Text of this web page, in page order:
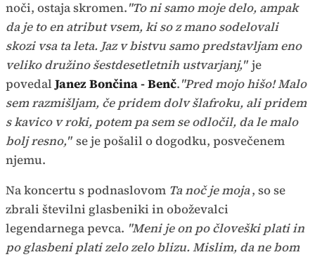
noči, ostaja skromen."To ni samo moje delo, ampak
da je to en atribut vsem, ki so z mano sodelovali
skozi vsa ta leta. Jaz v bistvu samo predstavljam eno
veliko družino šestdesetletnih ustvarjanj," je
povedalJanez Bončina - Benč."Pred mojo hišo! Malo
sem razmišljam, če pridem dolv šlafroku, ali pridem
s kavico v roki, potem pa sem se odločil, da le malo
bolj resno," se je pošalil o dogodku, posvečenem
njemu.
Na koncertu s podnaslovom Ta noč je moja, so se
zbrali številni glasbeniki in oboževalci
legendarnega pevca. "Meni je on po človeški plati in
po glasbeni plati zelo zelo blizu. Mislim, da ne bom